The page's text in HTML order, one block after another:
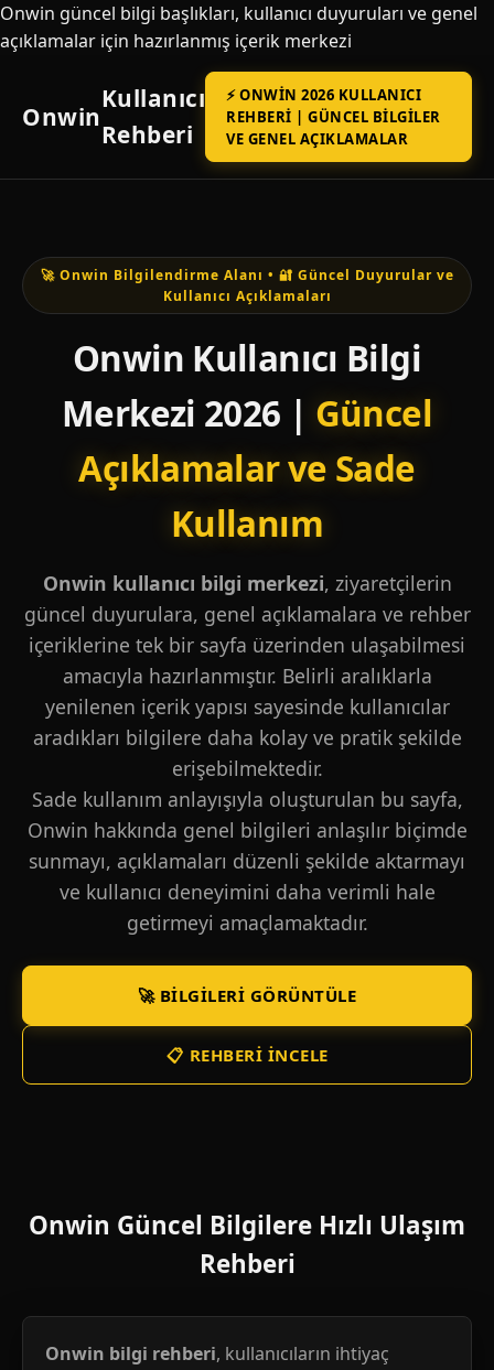
Onwin güncel bilgi başlıkları, kullanıcı duyuruları ve genel
açıklamalar için hazırlanmış içerik merkezi
Onwin
Kullanıcı
Rehberi
⚡ ONWIN 2026 KULLANICI
REHBERI | GÜNCEL BILGILER
VE GENEL AÇIKLAMALAR
🚀 Onwin Bilgilendirme Alanı • 🔐 Güncel Duyurular ve
Kullanıcı Açıklamaları
Onwin Kullanıcı Bilgi
Merkezi 2026 | Güncel
Açıklamalar ve Sade
Kullanım
Onwin kullanıcı bilgi merkezi, ziyaretçilerin
güncel duyurulara, genel açıklamalara ve rehber
içeriklerine tek bir sayfa üzerinden ulaşabilmesi
amacıyla hazırlanmıştır. Belirli aralıklarla
yenilenen içerik yapısı sayesinde kullanıcılar
aradıkları bilgilere daha kolay ve pratik şekilde
erişebilmektedir.
Sade kullanım anlayışıyla oluşturulan bu sayfa,
Onwin hakkında genel bilgileri anlaşılır biçimde
sunmayı, açıklamaları düzenli şekilde aktarmayı
ve kullanıcı deneyimini daha verimli hale
getirmeyi amaçlamaktadır.
🚀 BILGILERI GÖRÜNTÜLE
📋 REHBERI İNCELE
Onwin Güncel Bilgilere Hızlı Ulaşım
Rehberi
Onwin bilgi rehberi, kullanıcıların ihtiyaç